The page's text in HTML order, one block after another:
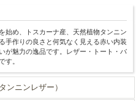
始め、トスカーナ産、天然植物タンニン
手作りの良さと何気なく見える赤い内装
が魅力の逸品です。レザー・トート・バ
す。
ンニンレザー）